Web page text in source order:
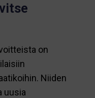
on
Niiden
uusia